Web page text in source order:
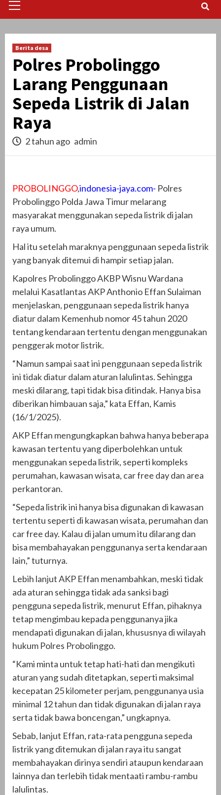
Menu
Berita desa
Polres Probolinggo
Larang Penggunaan
Sepeda Listrik di Jalan
Raya
2 tahun ago admin
PROBOLINGGO,indonesia-jaya.com- Polres
Probolinggo Polda Jawa Timur melarang
masyarakat menggunakan sepeda listrik di jalan
raya umum.
Hal itu setelah maraknya penggunaan sepeda listrik
yang banyak ditemui di hampir setiap jalan.
Kapolres Probolinggo AKBP Wisnu Wardana
melalui Kasatlantas AKP Anthonio Effan Sulaiman
menjelaskan, penggunaan sepeda listrik hanya
diatur dalam Kemenhub nomor 45 tahun 2020
tentang kendaraan tertentu dengan menggunakan
penggerak motor listrik.
“Namun sampai saat ini penggunaan sepeda listrik
ini tidak diatur dalam aturan lalulintas. Sehingga
meski dilarang, tapi tidak bisa ditindak. Hanya bisa
diberikan himbauan saja,” kata Effan, Kamis
(16/1/2025).
AKP Effan mengungkapkan bahwa hanya beberapa
kawasan tertentu yang diperbolehkan untuk
menggunakan sepeda listrik, seperti kompleks
perumahan, kawasan wisata, car free day dan area
perkantoran.
“Sepeda listrik ini hanya bisa digunakan di kawasan
tertentu seperti di kawasan wisata, perumahan dan
car free day. Kalau di jalan umum itu dilarang dan
bisa membahayakan penggunanya serta kendaraan
lain,” tuturnya.
Lebih lanjut AKP Effan menambahkan, meski tidak
ada aturan sehingga tidak ada sanksi bagi
pengguna sepeda listrik, menurut Effan, pihaknya
tetap mengimbau kepada penggunanya jika
mendapati digunakan di jalan, khususnya di wilayah
hukum Polres Probolinggo.
“Kami minta untuk tetap hati-hati dan mengikuti
aturan yang sudah ditetapkan, seperti maksimal
kecepatan 25 kilometer perjam, penggunanya usia
minimal 12 tahun dan tidak digunakan di jalan raya
serta tidak bawa boncengan,” ungkapnya.
Sebab, lanjut Effan, rata-rata pengguna sepeda
listrik yang ditemukan di jalan raya itu sangat
membahayakan dirinya sendiri ataupun kendaraan
lainnya dan terlebih tidak mentaati rambu-rambu
lalulintas.